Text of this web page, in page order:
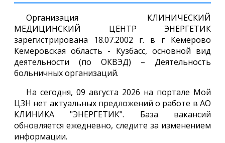
Организация КЛИНИЧЕСКИЙ
МЕДИЦИНСКИЙ ЦЕНТР ЭНЕРГЕТИК
зарегистрирована 18.07.2002 г. в г Кемерово
Кемеровская область - Кузбасс, основной вид
деятельности (по ОКВЭД) – Деятельность
больничных организаций.
На сегодня, 09 августа 2026 на портале Мой
ЦЗН нет актуальных предложений о работе в АО
КЛИНИКА "ЭНЕРГЕТИК". База вакансий
обновляется ежедневно, следите за изменением
информации.